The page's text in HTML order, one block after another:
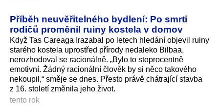
Příběh neuvěřitelného bydlení: Po smrti
rodičů proměnil ruiny kostela v domov
Když Tas Careaga Irazabal po letech hledání objevil ruiny
starého kostela uprostřed přírody nedaleko Bilbaa,
nerozhodoval se racionálně. „Bylo to stoprocentně
emotivní. Žádný racionální člověk by si něco takového
nekoupil,“ směje se dnes. Přesto právě chátrající stavba
z 16. století změnila jeho život.
tento rok